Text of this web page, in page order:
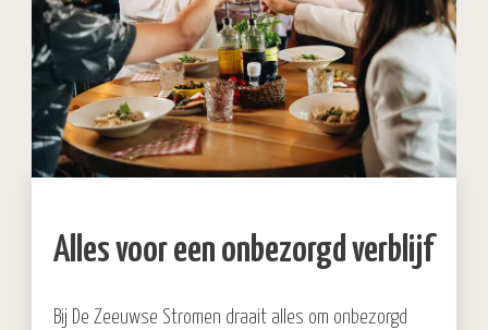
Alles voor een onbezorgd verblijf
Bij De Zeeuwse Stromen draait alles om onbezorgd